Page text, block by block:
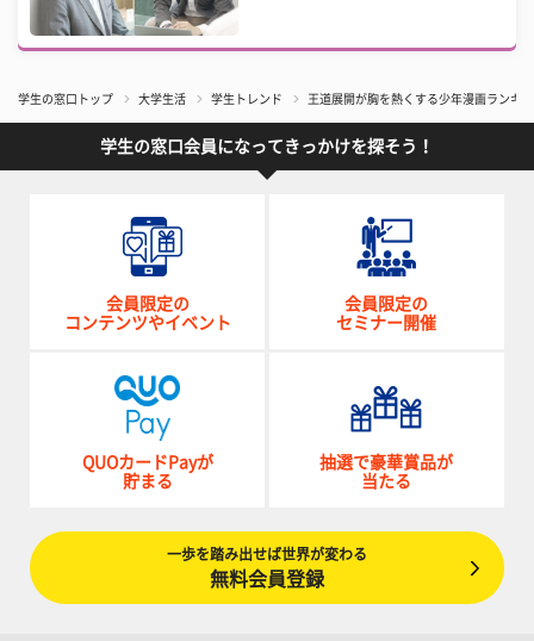
学生の窓口トップ 大学生活 学生トレンド 王道展開が胸を熱くする少年漫画ランキ
学生の窓口会員になってきっかけを探そう！
会員限定の
コンテンツやイベント
会員限定の
セミナー開催
QUOカードPayが
貯まる
抽選で豪華賞品が
当たる
一歩を踏み出せば世界が変わる
無料会員登録